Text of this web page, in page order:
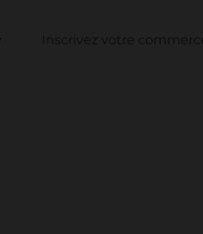
Inscrivez votre commerce